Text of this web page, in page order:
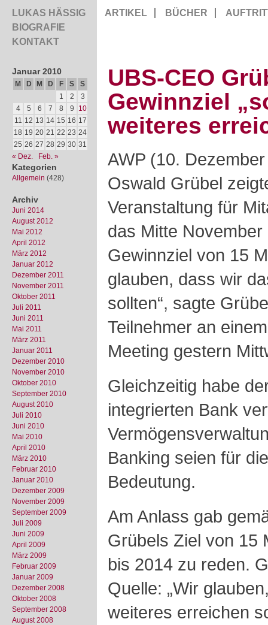
LUKAS HÄSSIG
BIOGRAFIE
KONTAKT
ARTIKEL BÜCHER
Januar 2010
M D M D F S
S
1
2
3
4
5 6 7 8 9
10
11 12 13 14 15 16 17
18 19 20 21 22 23 24
25 26 27 28 29 30 31
« Dez.
Feb. »
Kategorien
Allgemein (428)
Archiv
Juni 2014
August 2012
Mai 2012
April 2012
März 2012
Januar 2012
Dezember 2011
November 2011
Oktober 2011
Juli 2011
Juni 2011
Mai 2011
März 2011
Januar 2011
Dezember 2010
November 2010
Oktober 2010
September 2010
August 2010
Juli 2010
Juni 2010
Mai 2010
April 2010
März 2010
Februar 2010
Januar 2010
Dezember 2009
November 2009
September 2009
Juli 2009
Juni 2009
April 2009
März 2009
Februar 2009
Januar 2009
Dezember 2008
Oktober 2008
September 2008
August 2008
UBS-CEO
Gewinnziel
weiteres
AWP (10.
Oswald Grübel
Veranstaltung für
das Mitte
Gewinnziel von 15
glauben, dass wir
sollten“, sagte
Teilnehmer an
Meeting gestern
Gleichzeitig habe
integrierten Bank
Banking seien für
Bedeutung.
Am Anlass gab
Grübels Ziel von 15
bis 2014 zu reden.
Quelle: „Wir
weiteres erreichen